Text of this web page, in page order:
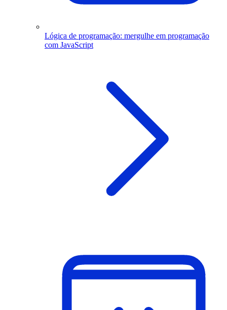
Lógica de programação: mergulhe em programação
com JavaScript